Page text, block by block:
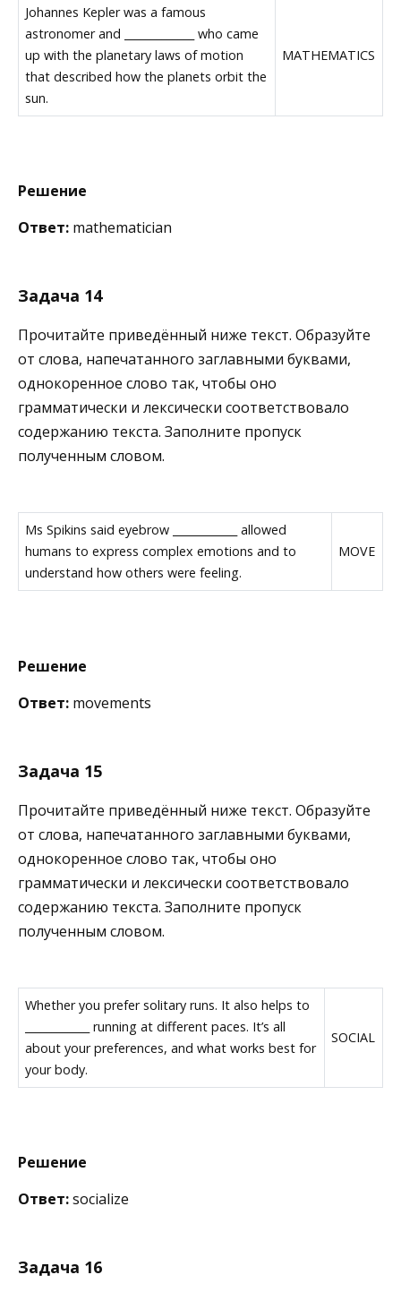
Johannes Kepler was a famous
astronomer and _____________ who came
up with the planetary laws of motion
that described how the planets orbit the
sun.
MATHEMATICS
Решение
Ответ: mathematician
Задача 14
Прочитайте приведённый ниже текст. Образуйте
от слова, напечатанного заглавными буквами,
однокоренное слово так, чтобы оно
грамматически и лексически соответствовало
содержанию текста. Заполните пропуск
полученным словом.
Ms Spikins said eyebrow ____________ allowed
humans to express complex emotions and to
understand how others were feeling.
MOVE
Решение
Ответ: movements
Задача 15
Прочитайте приведённый ниже текст. Образуйте
от слова, напечатанного заглавными буквами,
однокоренное слово так, чтобы оно
грамматически и лексически соответствовало
содержанию текста. Заполните пропуск
полученным словом.
Whether you prefer solitary runs. It also helps to
____________ running at different paces. It’s all
about your preferences, and what works best for
your body.
SOCIAL
Решение
Ответ:socialize
Задача 16